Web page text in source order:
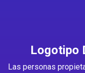
Logotipo
Las personas